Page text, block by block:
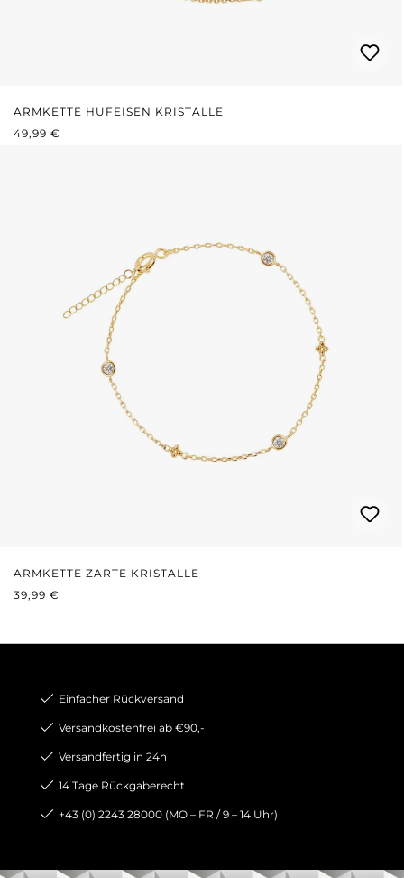
ARMKETTE HUFEISEN KRISTALLE
REGULÄRER PREIS:
49,99 €
ARMKETTE ZARTE KRISTALLE
REGULÄRER PREIS:
39,99 €
Einfacher Rückversand
Versandkostenfrei ab €90,-
Versandfertig in 24h
14 Tage Rückgaberecht
+43 (0) 2243 28000 (MO – FR / 9 – 14 Uhr)